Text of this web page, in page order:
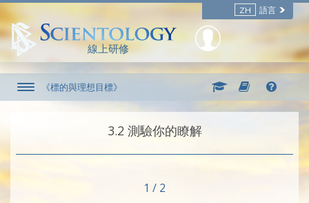
ZH 語言
線上研修
《標的與理想目標》
3.‎2 測驗你的瞭解
1 / 2